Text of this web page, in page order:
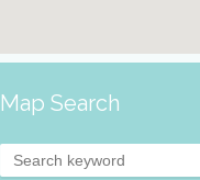
Map Search